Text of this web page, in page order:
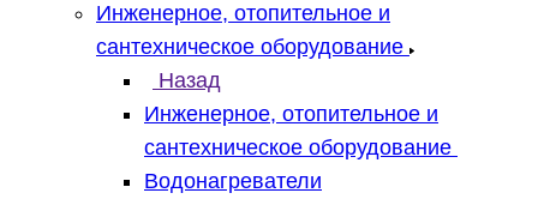
Инженерное, отопительное и
сантехническое оборудование
Назад
Инженерное, отопительное и
сантехническое оборудование
Водонагреватели